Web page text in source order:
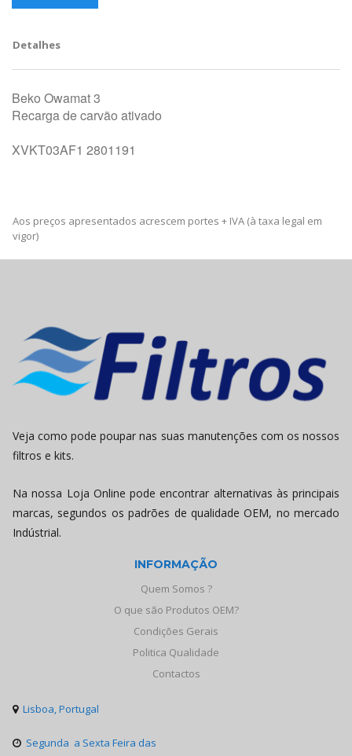
Detalhes
Beko Owamat 3
Recarga de carvão ativado
XVKT03AF1 2801191
Aos preços apresentados acrescem portes + IVA (à taxa legal em
vigor)
Veja como pode poupar nas suas manutenções com os nossos
filtros e kits.
Na nossa Loja Online pode encontrar alternativas às principais
marcas, segundos os padrões de qualidade OEM, no mercado
Indústrial.
INFORMAÇÃO
Quem Somos ?
O que são Produtos OEM?
Condições Gerais
Politica Qualidade
Contactos
 Lisboa, Portugal
 Segunda a Sexta Feira das